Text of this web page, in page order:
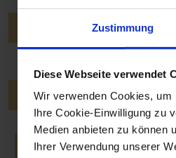
Zustimmung
Diese Webseite verwendet
Wir verwenden Cookies,
Ihre Cookie-Einwilligung zu
Medien anbieten zu können
Ihrer Verwendung unserer
16.12.1526 Wahl
6.12.1539